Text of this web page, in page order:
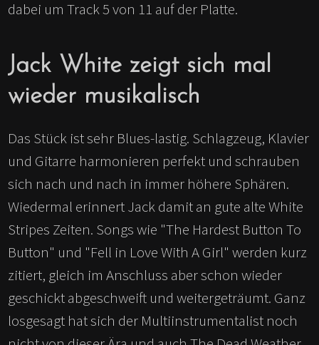
dabei um Track 5 von 11 auf der Platte.
Jack White zeigt sich mal
wieder musikalisch
Das Stück ist sehr Blues-lastig. Schlagzeug, Klavier
und Gitarre harmonieren perfekt und schrauben
sich nach und nach in immer höhere Sphären.
Wiedermal erinnert Jack damit an gute alte White
Stripes Zeiten. Songs wie "The Hardest Button To
Button" und "Fell in Love With A Girl" werden kurz
zitiert, gleich im Anschluss aber schon wieder
geschickt abgeschweift und weitergeträumt. Ganz
losgesagt hat sich der Multiinstrumentalist noch